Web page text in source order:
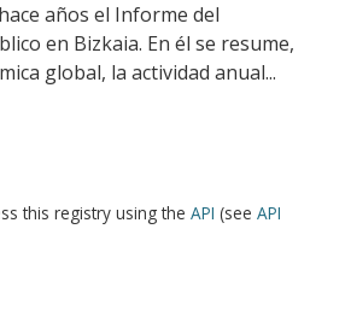
años el Informe del
en Bizkaia. En él se resume,
global, la actividad anual...
this registry using the API (see API